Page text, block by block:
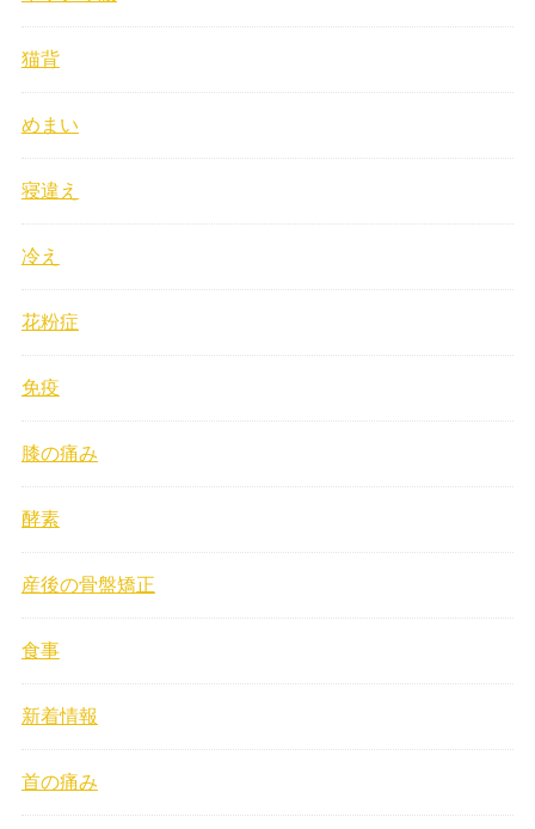
猫背
めまい
寝違え
冷え
花粉症
免疫
膝の痛み
酵素
産後の骨盤矯正
食事
新着情報
首の痛み